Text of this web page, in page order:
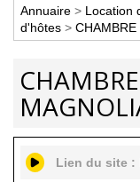
Annuaire > Location
d'hôtes > CHAMBRE
Lien du site :